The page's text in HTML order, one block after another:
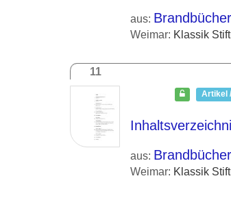
aus:
Weimar: Klassik
11
Artikel
aus:
Weimar: Klassik